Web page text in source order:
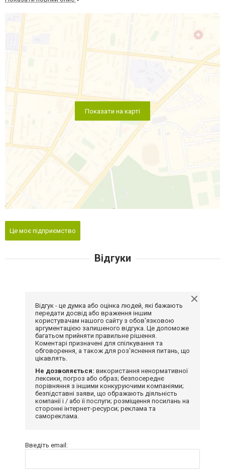
Показати на карті
Це моє підприємство
Відгуки
Відгук - це думка або оцінка людей, які бажають
передати досвід або враження іншим
користувачам нашого сайту з обов'язковою
аргументацією залишеного відгука. Це допоможе
багатьом прийняти правильне рішення.
Коментарі призначені для спілкування та
обговорення, а також для роз'яснення питань, що
цікавлять.
Не дозволяється: використання ненормативної
лексики, погроз або образ; безпосереднє
порівняння з іншими конкуруючими компаніями;
безпідставні заяви, що ображають діяльність
компанії і / або її послуги; розміщення посилань на
сторонні інтернет-ресурси; реклама та
самореклама.
Введіть email: